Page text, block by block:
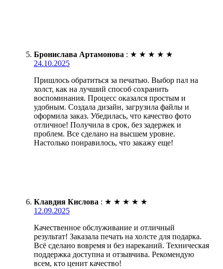
Бронислава Артамонова : ★ ★ ★ ★ ★
24.10.2025
Пришлось обратиться за печатью. Выбор пал на
холст, как на лучший способ сохранить
воспоминания. Процесс оказался простым и
удобным. Создала дизайн, загрузила файлы и
оформила заказ. Убедилась, что качество фото
отличное! Получила в срок, без задержек и
проблем. Все сделано на высшем уровне.
Настолько понравилось, что закажу еще!
Клавдия Кислова : ★ ★ ★ ★ ★
12.09.2025
Качественное обслуживание и отличный
результат! Заказала печать на холсте для подарка.
Всё сделано вовремя и без нареканий. Техническая
поддержка доступна и отзывчива. Рекомендую
всем, кто ценит качество!